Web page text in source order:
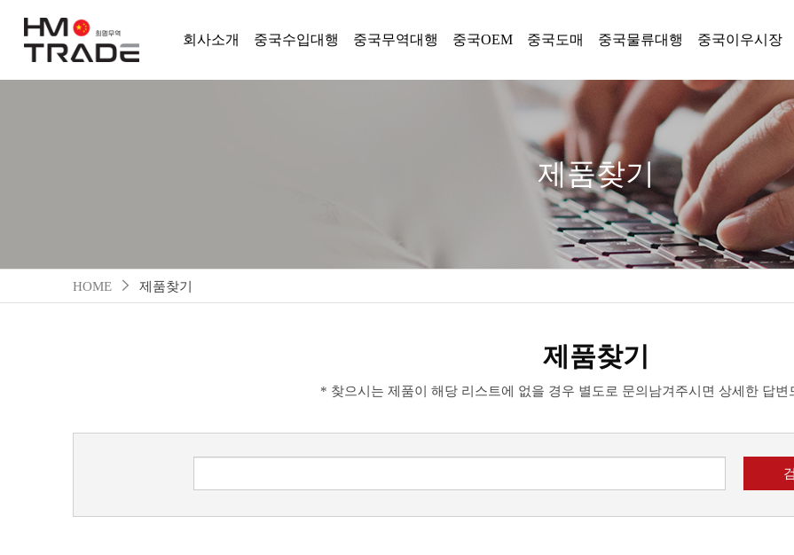
회사소개 중국수입대행 중국무역대행 중국OEM 중국도매 중국물류대행 중국이우시장
제품찾기
HOME 제품찾기
제품찾기
* 찾으시는 제품이 해당 리스트에 없을 경우 별도로 문의남겨주시면 상세한 답변